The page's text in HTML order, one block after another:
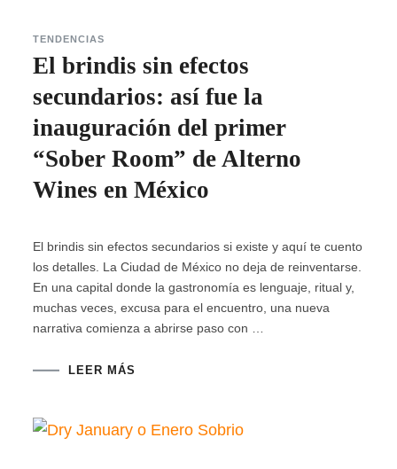
TENDENCIAS
El brindis sin efectos
secundarios: así fue la
inauguración del primer
“Sober Room” de Alterno
Wines en México
El brindis sin efectos secundarios si existe y aquí te cuento
los detalles. La Ciudad de México no deja de reinventarse.
En una capital donde la gastronomía es lenguaje, ritual y,
muchas veces, excusa para el encuentro, una nueva
narrativa comienza a abrirse paso con …
LEER MÁS